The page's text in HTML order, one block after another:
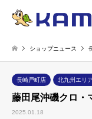
ショップニュース
長崎戸町店 北九州エリア
藤田尾沖磯クロ・
2025.01.18